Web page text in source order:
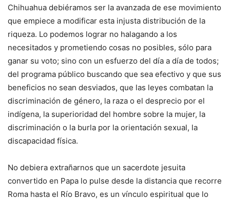
Chihuahua debiéramos ser la avanzada de ese movimiento
que empiece a modificar esta injusta distribución de la
riqueza. Lo podemos lograr no halagando a los
necesitados y prometiendo cosas no posibles, sólo para
ganar su voto; sino con un esfuerzo del día a día de todos;
del programa público buscando que sea efectivo y que sus
beneficios no sean desviados, que las leyes combatan la
discriminación de género, la raza o el desprecio por el
indígena, la superioridad del hombre sobre la mujer, la
discriminación o la burla por la orientación sexual, la
discapacidad física.
No debiera extrañarnos que un sacerdote jesuita
convertido en Papa lo pulse desde la distancia que recorre
Roma hasta el Río Bravo, es un vínculo espiritual que lo